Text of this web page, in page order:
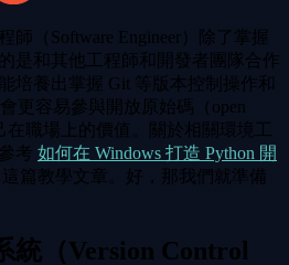
師（Software Engineer）除了掌握
是和其他工程師和開發者團隊合作
培養出掌握 Git 等版本控制操作和
更容易參與開放原始碼（open
在職場上的價值。關於相關環境工
考 如何在 Windows 打造 Python 開
這篇教學文章。好，那我們就準備
統（Version Control